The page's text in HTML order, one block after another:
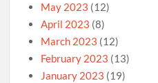
May 2023 (12)
April 2023 (8)
March 2023 (12)
February 2023 (13)
January 2023 (19)